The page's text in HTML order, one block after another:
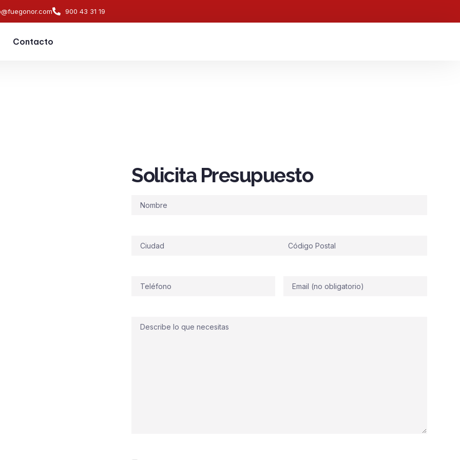
900 43 31 19
Contacto
Solicita Presupuesto
Nombre
Dirección
Teléfono
Correo
Comentario